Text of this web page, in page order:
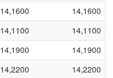
14,1600
14,1600
14,1100
14,1100
14,1900
14,1900
14,2200
14,2200